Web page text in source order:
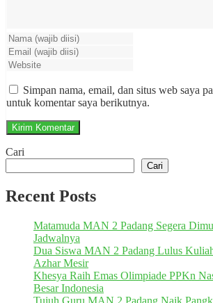
Simpan nama, email, dan situs web saya
untuk komentar saya berikutnya.
Cari
Cari
Recent Posts
Matamuda MAN 2 Padang Segera
Jadwalnya
Dua Siswa MAN 2 Padang Lulus
Azhar Mesir
Khesya Raih Emas Olimpiade PPKn
Besar Indonesia
Tujuh Guru MAN 2 Padang Naik